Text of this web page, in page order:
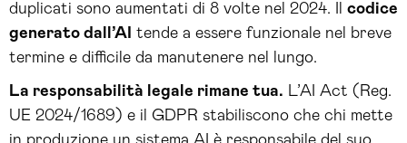
duplicati sono aumentati di 8 volte nel 2024. Il codice
generato dall’AI tende a essere funzionale nel breve
termine e difficile da manutenere nel lungo.
La responsabilità legale rimane tua. L’AI Act (Reg.
UE 2024/1689) e il GDPR stabiliscono che chi mette